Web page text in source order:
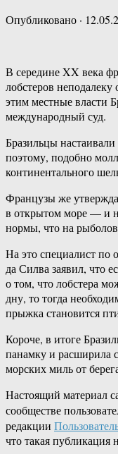
Опубликовано ·
В середине XX века
лобстеров
этим местные власти
международный суд.
Бразильцы
поэтому, подобно
континентального
Французы же
в открытом море — и
нормы, что на
На это специалист по
да Силва заявил, что
о том, что лобстера
дну, то тогда
прыжка становится
Короче, в итоге
панамку и расширила
морских миль от
Настоящий материал
сообществе
редакции
что такая публикация